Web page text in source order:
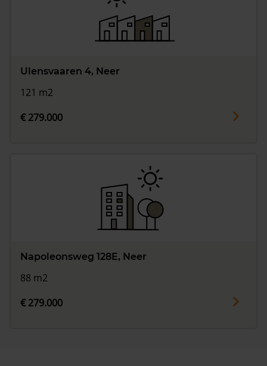
Ulensvaaren 4, Neer
121 m2
€ 279.000
Napoleonsweg 128E, Neer
88 m2
€ 279.000